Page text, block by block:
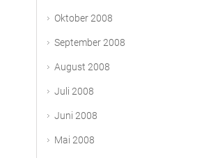
Oktober 2008
September 2008
August 2008
Juli 2008
Juni 2008
Mai 2008